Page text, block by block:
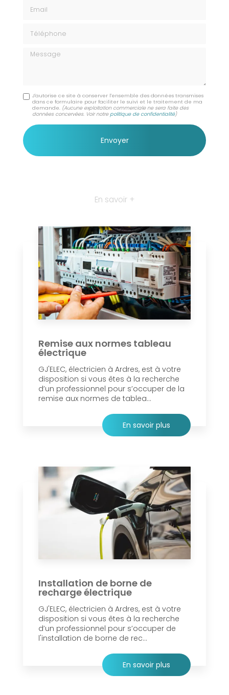
Message
J'autorise ce site à conserver l'ensemble des données transmises
dans ce formulaire pour faciliter le suivi et le traitement de ma
demande. (Aucune exploitation commerciale ne sera faite des
données concervées. Voir notrepolitique de confidentialité)
En savoir +
Remise aux normes tableau
électrique
GJ'ELEC, électricien à Ardres, est à votre
disposition si vous êtes à la recherche
d’un professionnel pour s’occuper de la
remise aux normes de tablea...
En savoir plus
Installation de borne de
recharge électrique
GJ'ELEC, électricien à Ardres, est à votre
disposition si vous êtes à la recherche
d’un professionnel pour s’occuper de
l'installation de borne de rec...
En savoir plus